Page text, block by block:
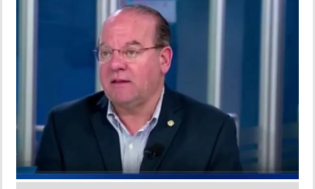
MULTIMEDIA
IMPRESO